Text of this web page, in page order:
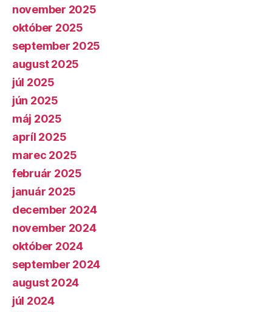
november 2025
október 2025
september 2025
august 2025
júl 2025
jún 2025
máj 2025
apríl 2025
marec 2025
február 2025
január 2025
december 2024
november 2024
október 2024
september 2024
august 2024
júl 2024